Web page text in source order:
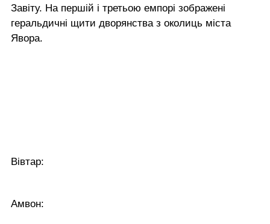
Завіту. На першій і третьою емпорі зображені
геральдичні щити дворянства з околиць міста
Явора.
Вівтар:
Амвон: